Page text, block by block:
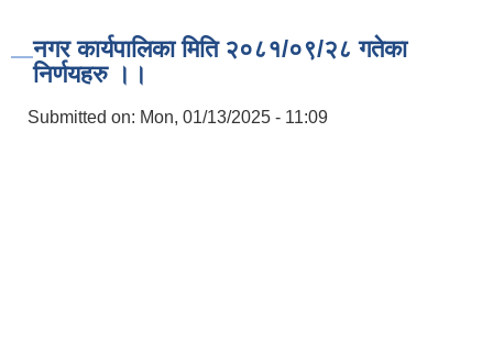
नगर कार्यपालिका मिति २०८१/०९/२८ गतेका
निर्णयहरु ।।
Submitted on: Mon, 01/13/2025 - 11:09